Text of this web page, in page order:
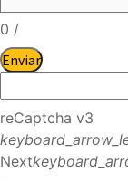
0 /
Enviar
reCaptcha v3
Next